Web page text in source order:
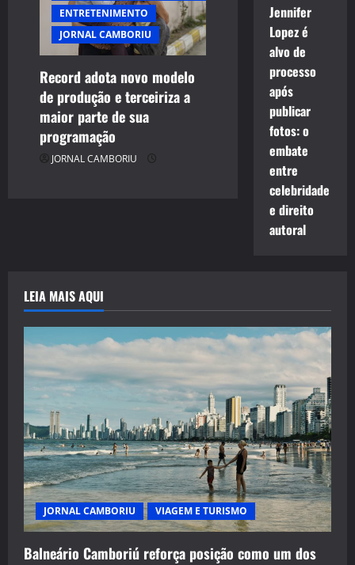
ENTRETENIMENTO
JORNAL CAMBORIU
Record adota novo modelo
de produção e terceiriza a
maior parte de sua
programação
JORNAL CAMBORIU
Jennifer
Lopez é
alvo de
processo
após
publicar
fotos: o
embate
entre
celebridade
e direito
autoral
LEIA MAIS AQUI
JORNAL CAMBORIU VIAGEM E TURISMO
Balneário Camboriú reforça posição como um dos